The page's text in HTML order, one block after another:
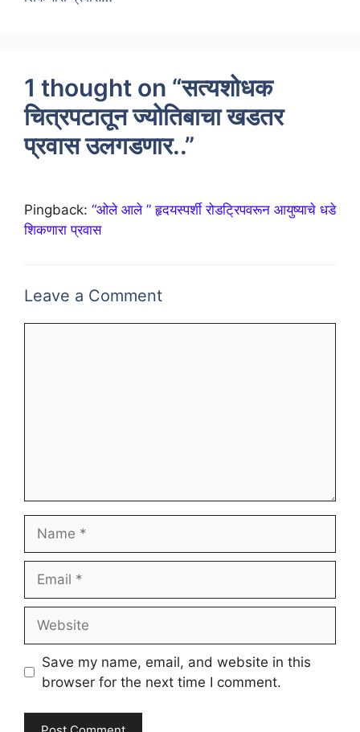
1 thought on “सत्यशोधक
चित्रपटातून ज्योतिबाचा खडतर
प्रवास उलगडणार..”
Pingback: “ओले आले ” हृदयस्पर्शी रोडट्रिपवरून आयुष्याचे धडे
शिकणारा प्रवास
Leave a Comment
Save my name, email, and website in this
browser for the next time I comment.